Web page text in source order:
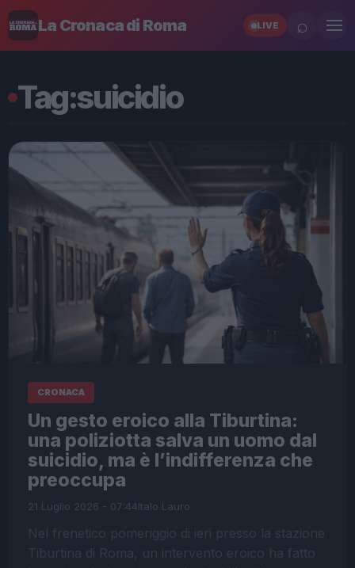
La Cronaca di Roma LIVE ⌕
Tag:suicidio
CRONACA
Un gesto eroico alla Tiburtina:
una poliziotta salva un uomo dal
suicidio, ma è l’indifferenza che
preoccupa
21 Luglio 2026 - 07:44Italo Lauro
Nel frenetico pomeriggio di ieri presso la stazione
Tiburtina di Roma, un intervento eroico ha fatto